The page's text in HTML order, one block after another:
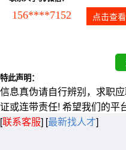
156****7152 点击查
特此声明：
信息真伪请自行辨别，求职
证或连带责任! 希望我们的平
[联系客服] [最新找人才]